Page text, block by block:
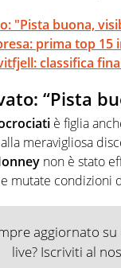
"Pista buona,
prima top 15
classifica
“Pista
è figlia
meravigliosa
non è stato
mutate condizioni
aggiornato
live? Iscriviti al